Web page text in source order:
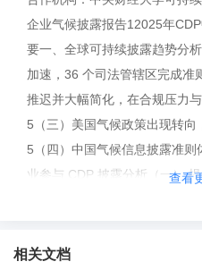
企业气候披露报告12025年
要一、全球可持续披露趋势分
加速，36 个司法管辖区完成准
推迟并大幅简化，在合规压力
5（三）美国气候政策出现转
5（四）中国气候信息披露准
业参与 CDP 披露分析（一）
理实践与领导力发展的多维观
查看
相关文档